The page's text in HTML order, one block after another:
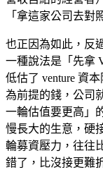
「拿這家公司去對
也正因為如此，反
一種說法是「先拿
低估了 venture 資
為前提的錢，公司
一輪估值要更高」
慢長大的生意，硬
輪募資壓力，往往
錯了，比沒接更難